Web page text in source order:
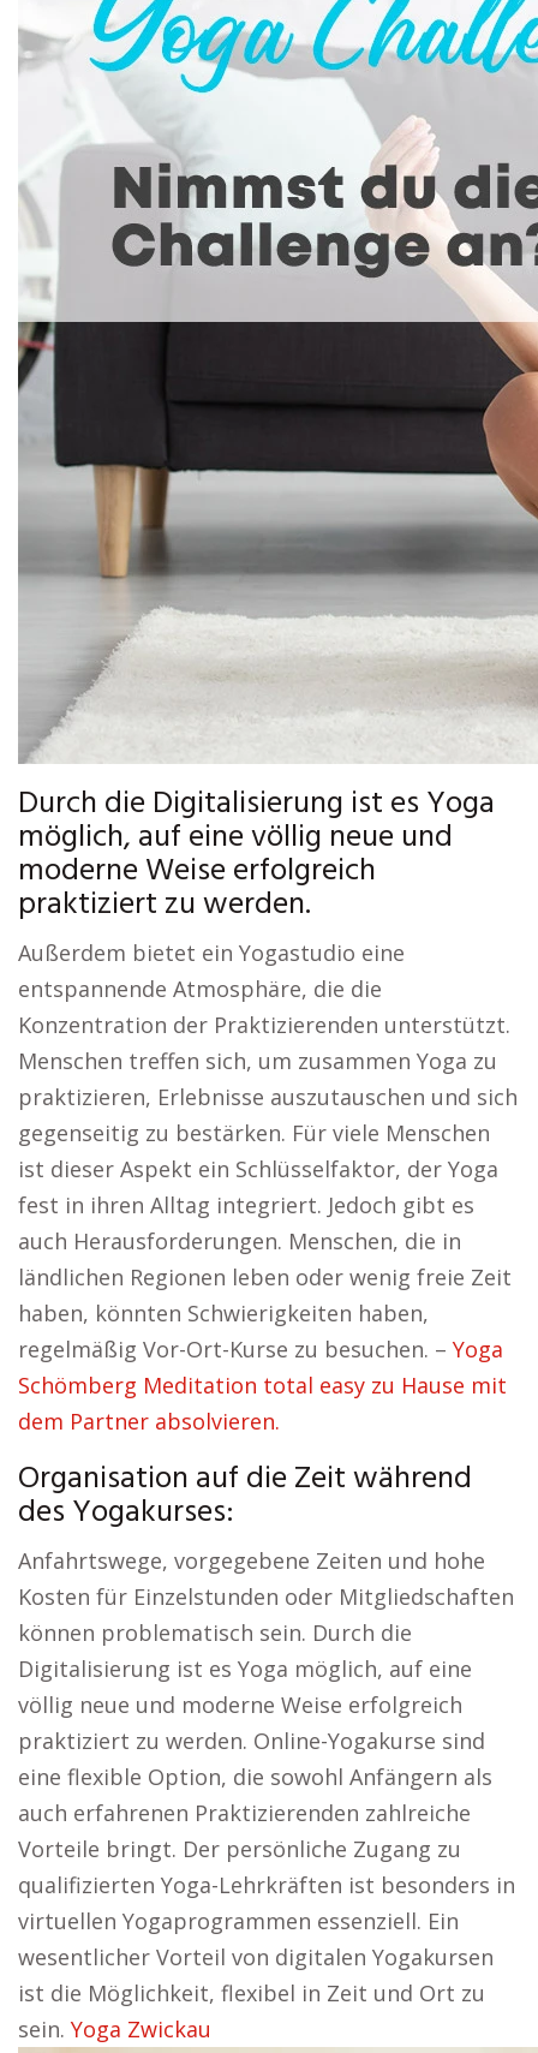
Durch die Digitalisierung ist es Yoga
möglich, auf eine völlig neue und
moderne Weise erfolgreich
praktiziert zu werden.
Außerdem bietet ein Yogastudio eine
entspannende Atmosphäre, die die
Konzentration der Praktizierenden unterstützt.
Menschen treffen sich, um zusammen Yoga zu
praktizieren, Erlebnisse auszutauschen und sich
gegenseitig zu bestärken. Für viele Menschen
ist dieser Aspekt ein Schlüsselfaktor, der Yoga
fest in ihren Alltag integriert. Jedoch gibt es
auch Herausforderungen. Menschen, die in
ländlichen Regionen leben oder wenig freie Zeit
haben, könnten Schwierigkeiten haben,
regelmäßig Vor-Ort-Kurse zu besuchen. – Yoga
Schömberg Meditation total easy zu Hause mit
dem Partner absolvieren.
Organisation auf die Zeit während
des Yogakurses:
Anfahrtswege, vorgegebene Zeiten und hohe
Kosten für Einzelstunden oder Mitgliedschaften
können problematisch sein. Durch die
Digitalisierung ist es Yoga möglich, auf eine
völlig neue und moderne Weise erfolgreich
praktiziert zu werden. Online-Yogakurse sind
eine flexible Option, die sowohl Anfängern als
auch erfahrenen Praktizierenden zahlreiche
Vorteile bringt. Der persönliche Zugang zu
qualifizierten Yoga-Lehrkräften ist besonders in
virtuellen Yogaprogrammen essenziell. Ein
wesentlicher Vorteil von digitalen Yogakursen
ist die Möglichkeit, flexibel in Zeit und Ort zu
sein. Yoga Zwickau